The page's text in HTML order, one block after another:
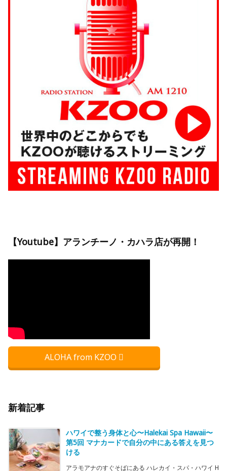
【Youtube】アランチーノ・カハラ店が再開！
ALOHA from KZOO
新着記事
ハワイで整う身体と心〜Halekai Spa Hawaii〜
第5回 マナカードで自分の中にある答えを見つ
ける
アラモアナのすぐそばにある ハレカイ・スパ・ハワイ H